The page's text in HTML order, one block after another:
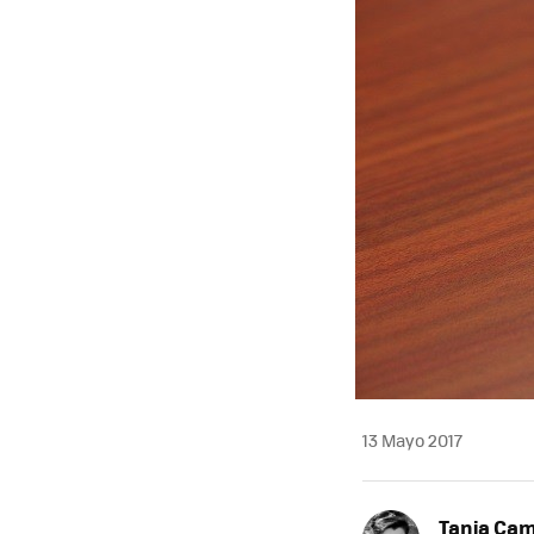
13 Mayo 2017
Tania